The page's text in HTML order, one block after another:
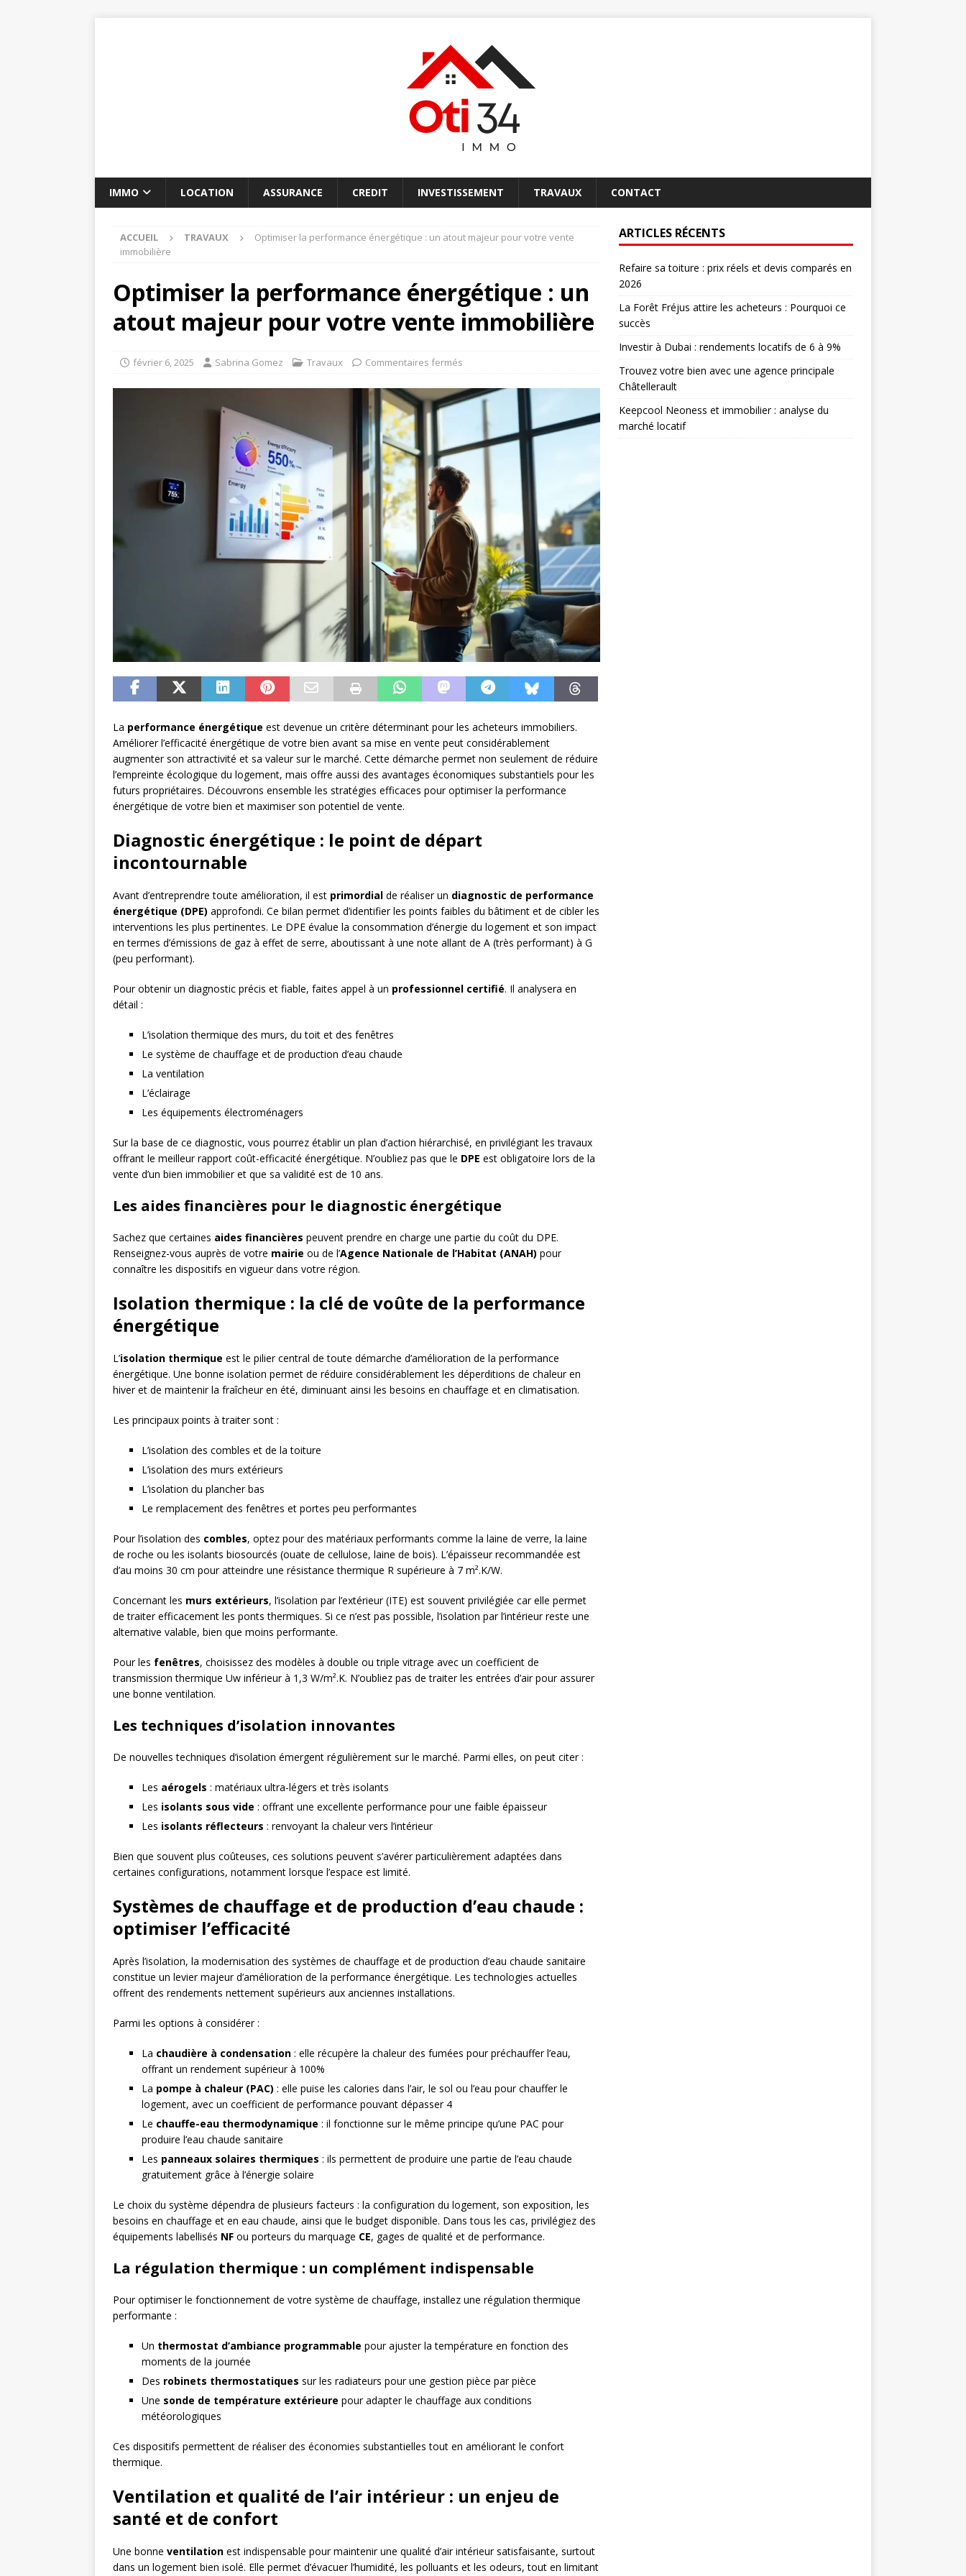
IMMO LOCATION ASSURANCE CREDIT INVESTISSEMENT TRAVAUX CONTACT
ACCUEIL TRAVAUX
Optimiser la performance énergétique : un atout majeur pour votre vente
immobilière
Optimiser la performance énergétique : un
atout majeur pour votre vente immobilière
février 6, 2025 Sabrina Gomez Travaux Commentaires fermés
La performance énergétique est devenue un critère déterminant pour les acheteurs immobiliers.
Améliorer l’efficacité énergétique de votre bien avant sa mise en vente peut considérablement
augmenter son attractivité et sa valeur sur le marché. Cette démarche permet non seulement de réduire
l’empreinte écologique du logement, mais offre aussi des avantages économiques substantiels pour les
futurs propriétaires. Découvrons ensemble les stratégies efficaces pour optimiser la performance
énergétique de votre bien et maximiser son potentiel de vente.
Diagnostic énergétique : le point de départ
incontournable
Avant d’entreprendre toute amélioration, il est primordial de réaliser un diagnostic de performance
énergétique (DPE) approfondi. Ce bilan permet d’identifier les points faibles du bâtiment et de cibler les
interventions les plus pertinentes. Le DPE évalue la consommation d’énergie du logement et son impact
en termes d’émissions de gaz à effet de serre, aboutissant à une note allant de A (très performant) à G
(peu performant).
Pour obtenir un diagnostic précis et fiable, faites appel à un professionnel certifié. Il analysera en
détail :
L’isolation thermique des murs, du toit et des fenêtres
Le système de chauffage et de production d’eau chaude
La ventilation
L’éclairage
Les équipements électroménagers
Sur la base de ce diagnostic, vous pourrez établir un plan d’action hiérarchisé, en privilégiant les travaux
offrant le meilleur rapport coût-efficacité énergétique. N’oubliez pas que le DPE est obligatoire lors de la
vente d’un bien immobilier et que sa validité est de 10 ans.
Les aides financières pour le diagnostic énergétique
Sachez que certaines aides financières peuvent prendre en charge une partie du coût du DPE.
Renseignez-vous auprès de votre mairie ou de l’Agence Nationale de l’Habitat (ANAH) pour
connaître les dispositifs en vigueur dans votre région.
Isolation thermique : la clé de voûte de la performance
énergétique
L’isolation thermique est le pilier central de toute démarche d’amélioration de la performance
énergétique. Une bonne isolation permet de réduire considérablement les déperditions de chaleur en
hiver et de maintenir la fraîcheur en été, diminuant ainsi les besoins en chauffage et en climatisation.
Les principaux points à traiter sont :
L’isolation des combles et de la toiture
L’isolation des murs extérieurs
L’isolation du plancher bas
Le remplacement des fenêtres et portes peu performantes
Pour l’isolation des combles, optez pour des matériaux performants comme la laine de verre, la laine
de roche ou les isolants biosourcés (ouate de cellulose, laine de bois). L’épaisseur recommandée est
d’au moins 30 cm pour atteindre une résistance thermique R supérieure à 7 m².K/W.
Concernant les murs extérieurs, l’isolation par l’extérieur (ITE) est souvent privilégiée car elle permet
de traiter efficacement les ponts thermiques. Si ce n’est pas possible, l’isolation par l’intérieur reste une
alternative valable, bien que moins performante.
Pour les fenêtres, choisissez des modèles à double ou triple vitrage avec un coefficient de
transmission thermique Uw inférieur à 1,3 W/m².K. N’oubliez pas de traiter les entrées d’air pour assurer
une bonne ventilation.
Les techniques d’isolation innovantes
De nouvelles techniques d’isolation émergent régulièrement sur le marché. Parmi elles, on peut citer :
Les aérogels : matériaux ultra-légers et très isolants
Les isolants sous vide : offrant une excellente performance pour une faible épaisseur
Les isolants réflecteurs : renvoyant la chaleur vers l’intérieur
Bien que souvent plus coûteuses, ces solutions peuvent s’avérer particulièrement adaptées dans
certaines configurations, notamment lorsque l’espace est limité.
Systèmes de chauffage et de production d’eau chaude :
optimiser l’efficacité
Après l’isolation, la modernisation des systèmes de chauffage et de production d’eau chaude sanitaire
constitue un levier majeur d’amélioration de la performance énergétique. Les technologies actuelles
offrent des rendements nettement supérieurs aux anciennes installations.
Parmi les options à considérer :
La chaudière à condensation : elle récupère la chaleur des fumées pour préchauffer l’eau,
offrant un rendement supérieur à 100%
La pompe à chaleur (PAC) : elle puise les calories dans l’air, le sol ou l’eau pour chauffer le
logement, avec un coefficient de performance pouvant dépasser 4
Le chauffe-eau thermodynamique : il fonctionne sur le même principe qu’une PAC pour
produire l’eau chaude sanitaire
Les panneaux solaires thermiques : ils permettent de produire une partie de l’eau chaude
gratuitement grâce à l’énergie solaire
Le choix du système dépendra de plusieurs facteurs : la configuration du logement, son exposition, les
besoins en chauffage et en eau chaude, ainsi que le budget disponible. Dans tous les cas, privilégiez des
équipements labellisés NF ou porteurs du marquage CE, gages de qualité et de performance.
La régulation thermique : un complément indispensable
Pour optimiser le fonctionnement de votre système de chauffage, installez une régulation thermique
performante :
Un thermostat d’ambiance programmable pour ajuster la température en fonction des
moments de la journée
Des robinets thermostatiques sur les radiateurs pour une gestion pièce par pièce
Une sonde de température extérieure pour adapter le chauffage aux conditions
météorologiques
Ces dispositifs permettent de réaliser des économies substantielles tout en améliorant le confort
thermique.
Ventilation et qualité de l’air intérieur : un enjeu de
santé et de confort
Une bonne ventilation est indispensable pour maintenir une qualité d’air intérieur satisfaisante, surtout
dans un logement bien isolé. Elle permet d’évacuer l’humidité, les polluants et les odeurs, tout en limitant
ARTICLES RÉCENTS
Refaire sa toiture : prix réels et devis comparés en
2026
La Forêt Fréjus attire les acheteurs : Pourquoi ce
succès
Investir à Dubai : rendements locatifs de 6 à 9%
Trouvez votre bien avec une agence principale
Châtellerault
Keepcool Neoness et immobilier : analyse du
marché locatif